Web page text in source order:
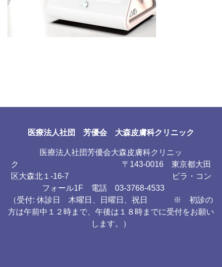
医療法人社団 芳優会 大森皮膚科クリニック
医療法人社団芳優会大森皮膚科クリニッ
ク 〒143-0016 東京都大田
区大森北１-16-7 ビラ・コン
フォール1F 電話 03-3768-4533
（受付: 休診日 木曜日、日曜日、祝日 ※ 初診の
方は午前中１２時まで、午後は１８時までに受付をお願い
します。）